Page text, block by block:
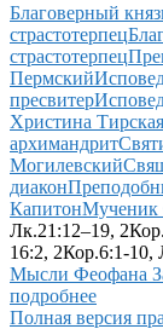
Благоверный
страстотерпец
страстотерпец
Пермский
пресвитер
Христина Тирская
архимандрит
Могилевский
диакон
КапитонМученик
Лк.21:12–19,
16:2, 2Кор.6:1-10,
Мысли Феофана
подробнее
Полная версия